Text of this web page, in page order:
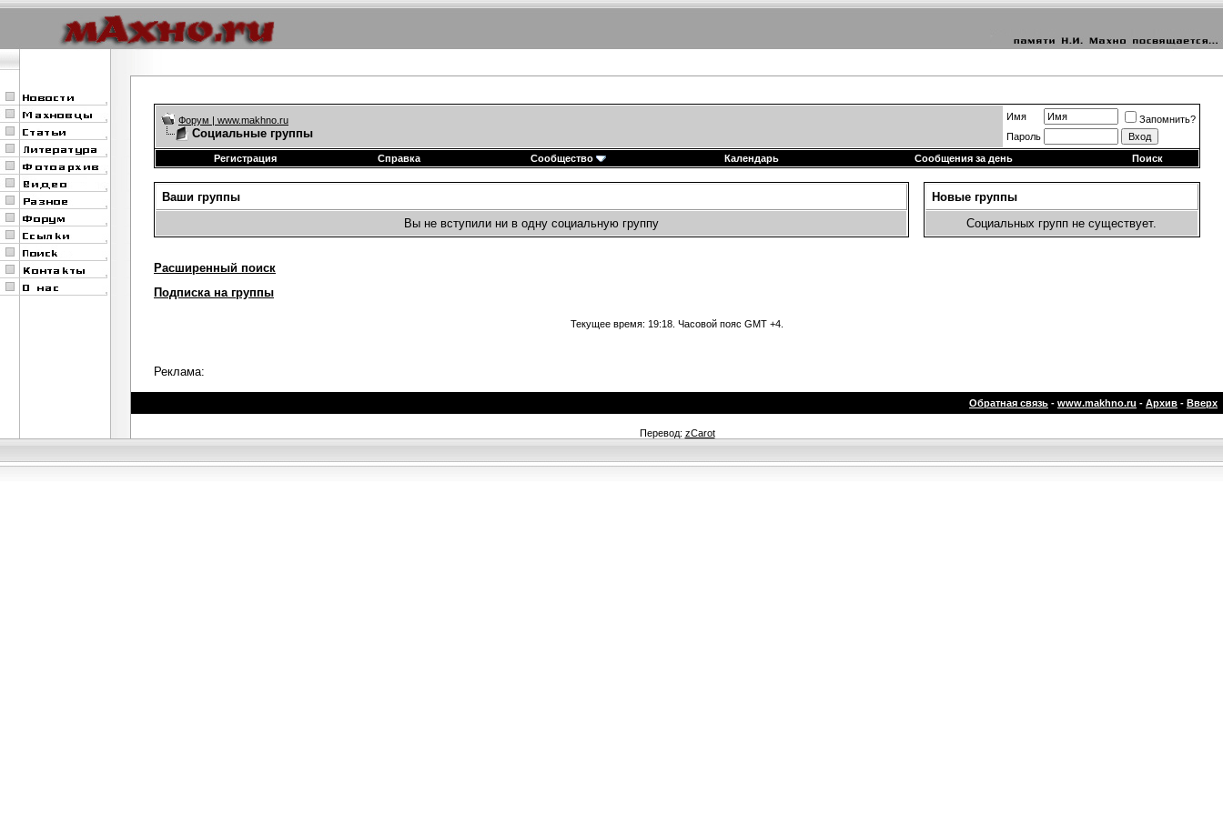
Форум | www.makhno.ru
Социальные группы
Имя
Запомнить?
Пароль
Регистрация
Справка Сообщество Календарь Сообщения за день Поиск
Ваши группы
Вы не вступили ни в одну социальную группу
Новые группы
Социальных групп не существует.
Расширенный поиск
Подписка на группы
Текущее время: 19:18 . Часовой пояс GMT +4.
Реклама:
Обратная связь - www.makhno.ru - Архив - Вверх
Перевод: zCarot